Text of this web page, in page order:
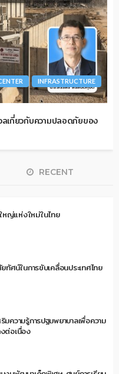
INFRASTRUCTURE
ลเกี่ยวกับความปลอดภัยของ
RECENT
หญ่แห่งใหม่ในไทย
ทัศน์ในการขับเคลื่อนประเทศไทย
ความรู้การปฐมพยาบาลเพื่อความ
ต่อเนื่อง